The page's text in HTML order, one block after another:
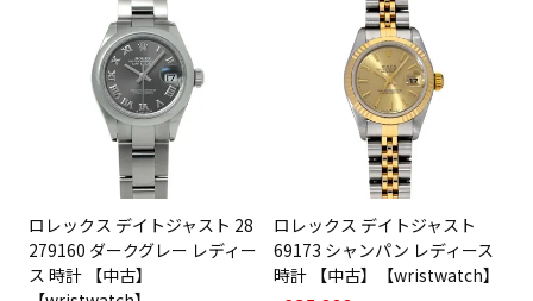
ロレックス デイトジャスト 28
279160 ダークグレー レディー
ス 時計 【中古】
ロレックス デイトジャスト
69173 シャンパン レディース
時計 【中古】【wristwatch】